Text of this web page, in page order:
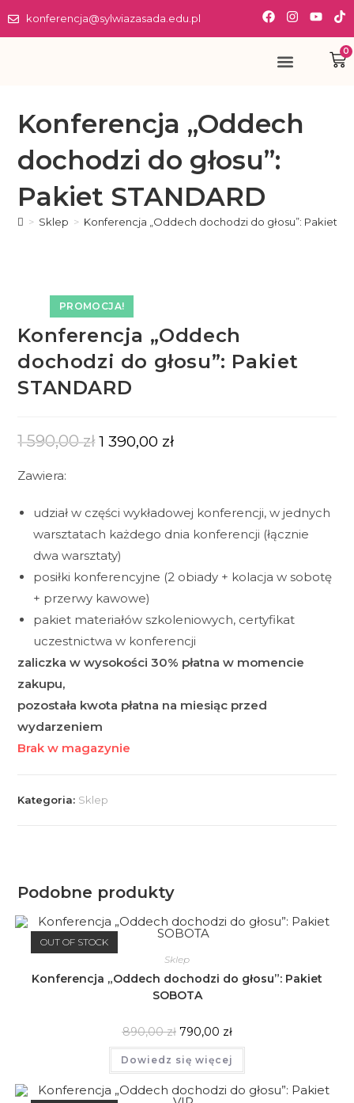
konferencja@sylwiazasada.edu.pl
0
Konferencja „Oddech
dochodzi do głosu”:
Pakiet STANDARD
> Sklep > Konferencja „Oddech dochodzi do głosu”: Pakiet
PROMOCJA!
Konferencja „Oddech
dochodzi do głosu”: Pakiet
STANDARD
1 590,00zł 1 390,00 zł
Zawiera:
udział w części wykładowej konferencji, w jednych
warsztatach każdego dnia konferencji (łącznie
dwa warsztaty)
posiłki konferencyjne (2 obiady + kolacja w sobotę
+ przerwy kawowe)
pakiet materiałów szkoleniowych, certyfikat
uczestnictwa w konferencji
zaliczka w wysokości 30% płatna w momencie
zakupu,
pozostała kwota płatna na miesiąc przed
wydarzeniem
Brak w magazynie
Kategoria: Sklep
Podobne produkty
OUT OF STOCK
Sklep
Konferencja „Oddech dochodzi do głosu”: Pakiet
SOBOTA
890,00zł 790,00 zł
Dowiedz się więcej